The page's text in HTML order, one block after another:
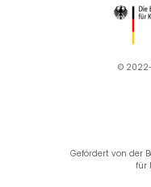
©
Gefördert von der
für